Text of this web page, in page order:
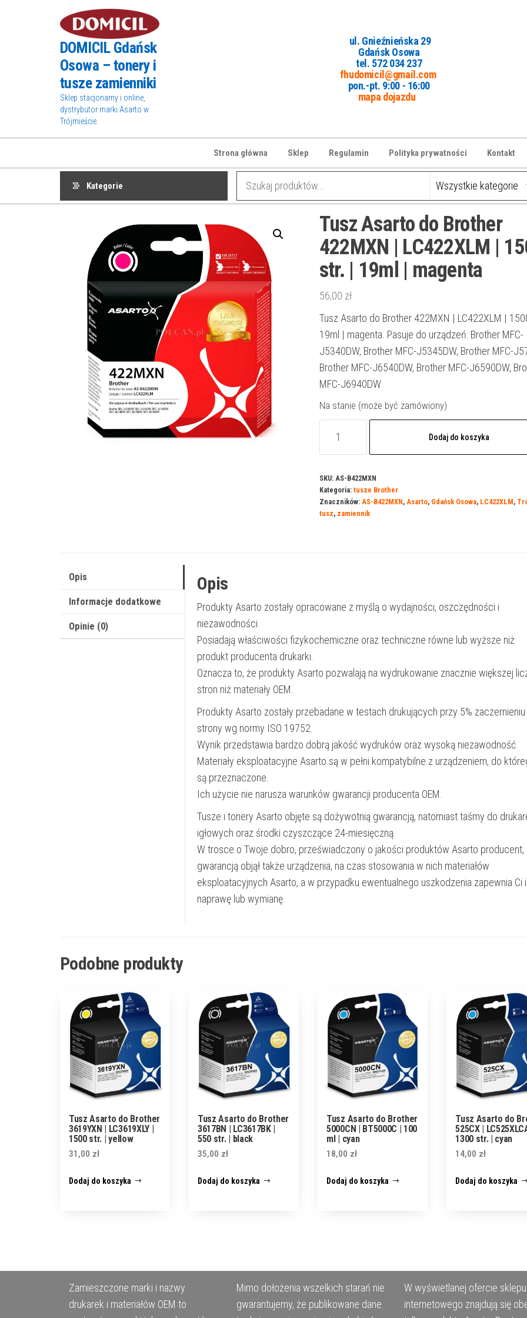
DOMICIL Gdańsk
Osowa – tonery i
tusze zamienniki
Sklep stacjonarny i online,
dystrybutor marki Asarto w
Trójmieście.
ul. Gnieźnieńska 29
Gdańsk Osowa
tel. 572 034 237
fhudomicil@gmail.com
pon.-pt. 9:00 - 16:00
mapa dojazdu
Strona główna Sklep Regulamin Polityka prywatności Kontakt
Kategorie
Tusz Asarto do Brother
422MXN | LC422XLM |
str. | 19ml | magenta
56,00 zł
Tusz Asarto do Brother 422MXN | LC422XLM |
19ml | magenta. Pasuje do urządzeń: Brother MFC-
J5340DW, Brother MFC-J5345DW, Brother MFC-
Brother MFC-J6540DW, Brother MFC-J6590DW,
MFC-J6940DW
Na stanie (może być zamówiony)
Tusz
do
Brother
422MXN
|
|
Dodaj do koszyka
SKU: AS-B422MXN
Kategoria: tusze Brother
Znaczników: AS-B422MXN, Asarto, Gdańsk Osowa, LC422XLM,
tusz, zamiennik
Opis
Informacje dodatkowe
Opinie (0)
Opis
Produkty Asarto zostały opracowane z myślą o wydajności, oszczędności i
niezawodności.
Posiadają właściwości fizykochemiczne oraz techniczne równe lub wyższe niż
produkt producenta drukarki.
Oznacza to, że produkty Asarto pozwalają na wydrukowanie znacznie większej
stron niż materiały OEM.
Produkty Asarto zostały przebadane w testach drukujących przy 5% zaczernieniu
strony wg normy ISO 19752.
Wynik przedstawia bardzo dobrą jakość wydruków oraz wysoką niezawodność.
Materiały eksploatacyjne Asarto są w pełni kompatybilne z urządzeniem, do
są przeznaczone.
Ich użycie nie narusza warunków gwarancji producenta OEM.
Tusze i tonery Asarto objęte są dożywotnią gwarancją, natomiast taśmy do
igłowych oraz środki czyszczące 24-miesięczną.
W trosce o Twoje dobro, przeświadczony o jakości produktów Asarto producent,
gwarancją objął także urządzenia, na czas stosowania w nich materiałów
eksploatacyjnych Asarto, a w przypadku ewentualnego uszkodzenia zapewnia Ci
naprawę lub wymianę.
Podobne produkty
Tusz Asarto do Brother
3619YXN | LC3619XLY |
1500 str. | yellow
31,00 zł
Dodaj do koszyka
Tusz Asarto do Brother
3617BN | LC3617BK |
550 str. | black
35,00 zł
Dodaj do koszyka
Tusz Asarto do Brother
5000CN | BT5000C | 100
ml | cyan
18,00 zł
Dodaj do koszyka
Tusz Asarto do
525CX |
1300 str. | cyan
14,00 zł
Dodaj do koszyka
Zamieszczone marki i nazwy
drukarek i materiałów OEM to
Mimo dołożenia wszelkich starań nie
gwarantujemy, że publikowane dane
W wyświetlanej ofercie sklepu
internetowego znajdują się